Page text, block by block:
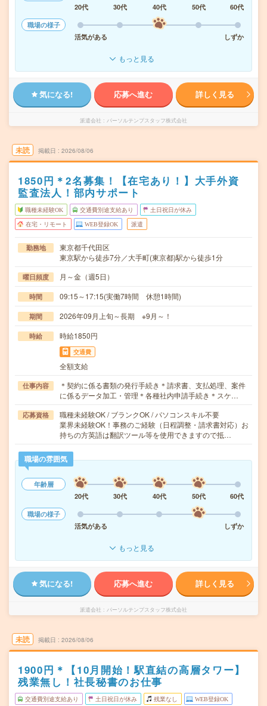
20代
30代 40代 50代
60代
職場の様子
活気がある
しずか
もっと見る
気になる! 応募へ進む 詳しく見る
派遣会社 パーソルテンプスタッフ株式会社
未読 掲載日 2026/08/06
1850円＊2名募集！【在宅あり！】大手外資
監査法人！部内サポート
職種未経験OK 交通費別途支給あり 土日祝日が休み
在宅・リモート WEB登録OK 派遣
勤務地
東京都千代田区
東京駅から徒歩7分／大手町(東京都)駅から徒歩1分
曜日頻度 月～金（週5日）
時間 09:15～17:15(実働7時間 休憩1時間)
期間 2026年09月上旬～長期 ※9月～！
時給 時給1850円
交通費
全額支給
仕事内容
＊契約に係る書類の発行手続き＊請求書、支払処理、案件
に係るデータ加工・管理＊各種社内申請手続き＊スケ…
応募資格
職種未経験OK / ブランクOK / パソコンスキル不要
業界未経験OK！事務のご経験（日程調整・請求書対応）お
持ちの方英語は翻訳ツール等を使用できますので抵…
職場の雰囲気
年齢層
20代
30代 40代 50代
60代
職場の様子
活気がある
しずか
もっと見る
気になる! 応募へ進む 詳しく見る
派遣会社 パーソルテンプスタッフ株式会社
未読 掲載日 2026/08/06
1900円＊【10月開始！駅直結の高層タワー】
残業無し！社長秘書のお仕事
交通費別途支給あり 土日祝日が休み 残業なし WEB登録OK